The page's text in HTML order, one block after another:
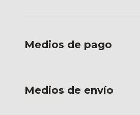
Medios de pago
Medios de envío